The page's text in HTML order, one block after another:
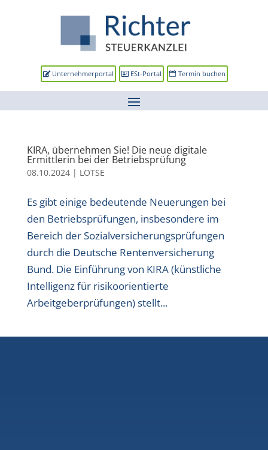
Unternehmerportal ESt-Portal Termin buchen
KIRA, übernehmen Sie! Die neue digitale
Ermittlerin bei der Betriebsprüfung
08.10.2024| LOTSE
Es gibt einige bedeutende Neuerungen bei
den Betriebsprüfungen, insbesondere im
Bereich der Sozialversicherungsprüfungen
durch die Deutsche Rentenversicherung
Bund. Die Einführung von KIRA (künstliche
Intelligenz für risikoorientierte
Arbeitgeberprüfungen) stellt...